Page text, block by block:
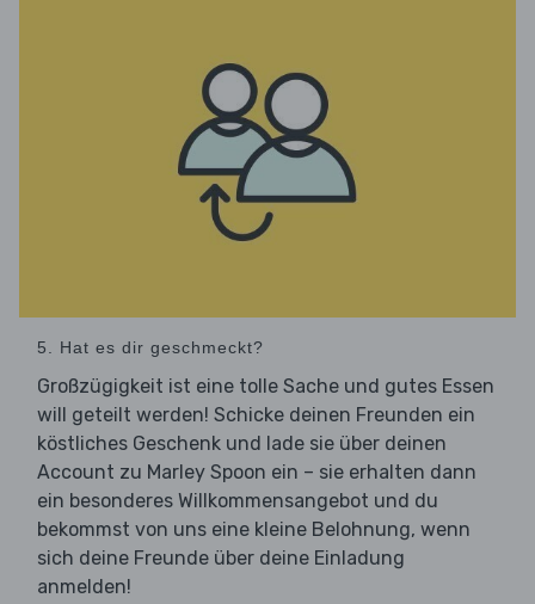
5. Hat es dir geschmeckt?
Großzügigkeit ist eine tolle Sache und gutes Essen
will geteilt werden! Schicke deinen Freunden ein
köstliches Geschenk und lade sie über deinen
Account zu Marley Spoon ein – sie erhalten dann
ein besonderes Willkommensangebot und du
bekommst von uns eine kleine Belohnung, wenn
sich deine Freunde über deine Einladung
anmelden!